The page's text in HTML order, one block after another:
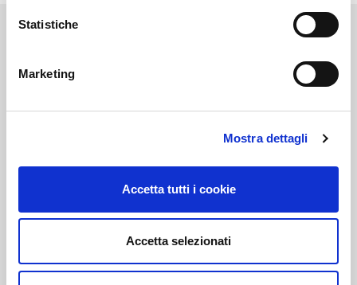
Statistiche
Marketing
Mostra dettagli
Accetta tutti i cookie
Accetta selezionati
Link correlati
Voi diretti
Negozi